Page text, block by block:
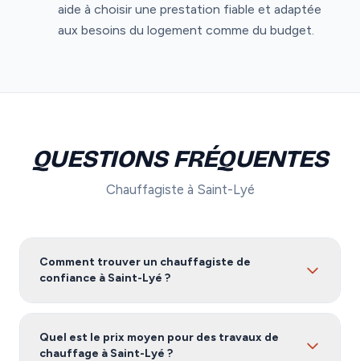
aide à choisir une prestation fiable et adaptée
aux besoins du logement comme du budget.
QUESTIONS FRÉQUENTES
Chauffagiste à Saint-Lyé
Comment trouver un chauffagiste de
confiance à Saint-Lyé ?
Pour trouver un chauffagiste fiable à Saint-Lyé, nous
Notre service vous met en relation avec des artisans
Quel est le prix moyen pour des travaux de
chauffage à Saint-Lyé ?